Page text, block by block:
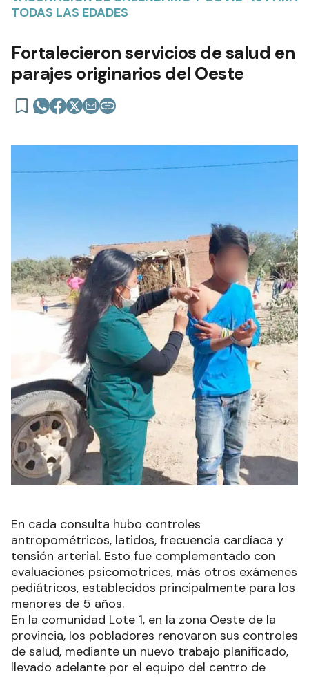
TODAS LAS EDADES
Fortalecieron servicios de salud en
parajes originarios del Oeste
En cada consulta hubo controles
antropométricos, latidos, frecuencia cardíaca y
tensión arterial. Esto fue complementado con
evaluaciones psicomotrices, más otros exámenes
pediátricos, establecidos principalmente para los
menores de 5 años.
En la comunidad Lote 1, en la zona Oeste de la
provincia, los pobladores renovaron sus controles
de salud, mediante un nuevo trabajo planificado,
llevado adelante por el equipo del centro de